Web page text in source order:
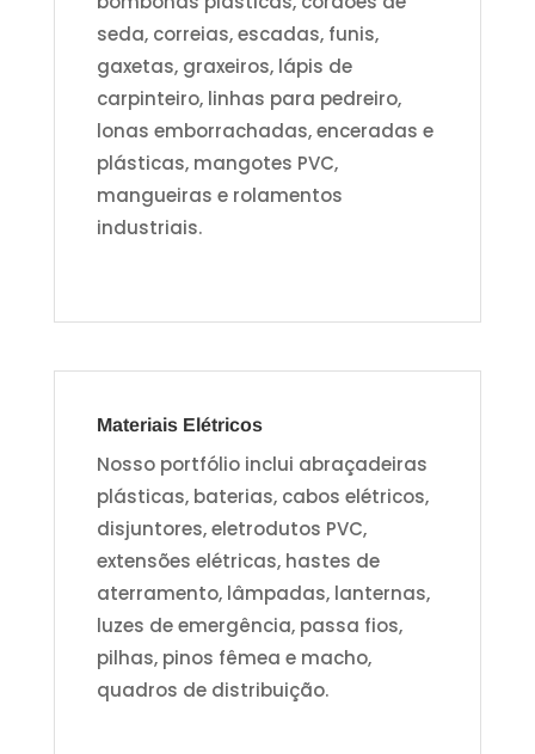
seda, correias, escadas, funis,
gaxetas, graxeiros, lápis de
carpinteiro, linhas para pedreiro,
lonas emborrachadas, enceradas e
plásticas, mangotes PVC,
mangueiras e rolamentos
industriais.
Materiais Elétricos
Nosso portfólio inclui abraçadeiras
plásticas, baterias, cabos elétricos,
disjuntores, eletrodutos PVC,
extensões elétricas, hastes de
aterramento, lâmpadas, lanternas,
luzes de emergência, passa fios,
pilhas, pinos fêmea e macho,
quadros de distribuição.